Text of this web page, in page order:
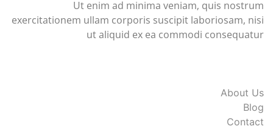
Ut enim ad minima veniam, quis nostrum
exercitationem ullam corporis suscipit laboriosam, nisi
ut aliquid ex ea commodi consequatur
About Us
Blog
Contact